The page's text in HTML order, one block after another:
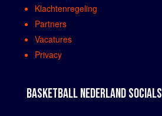
Klachtenregeling
Partners
Vacatures
Privacy
BASKETBALL NEDERLAND SOCIALS